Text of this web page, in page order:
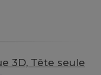
3D, Tête seule